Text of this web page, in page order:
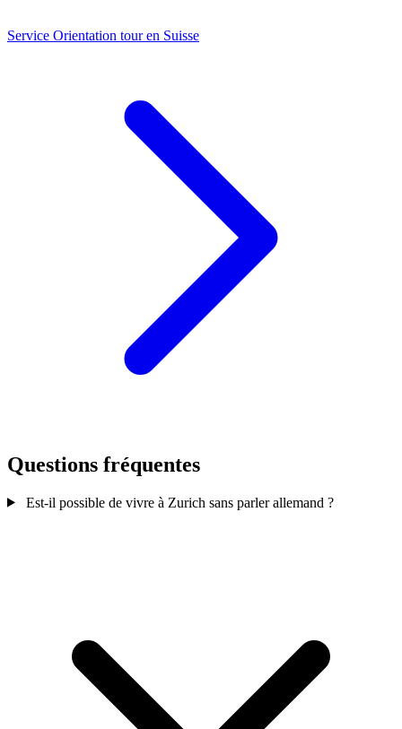
Service Orientation tour en Suisse
Questions fréquentes
Est-il possible de vivre à Zurich sans parler allemand ?